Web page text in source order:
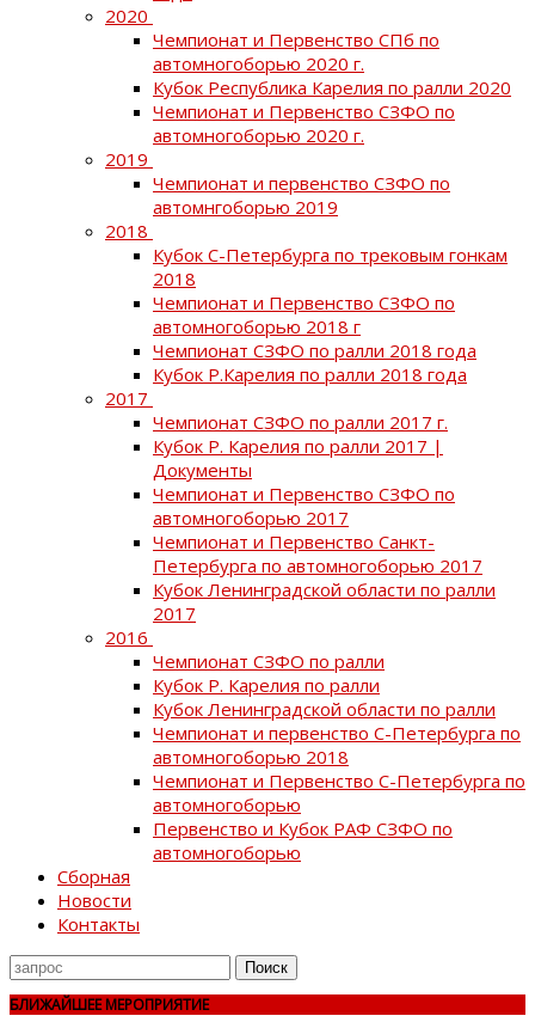
2020
Чемпионат и Первенство СПб по
автомногоборью 2020 г.
Кубок Республика Карелия по ралли 2020
Чемпионат и Первенство СЗФО по
автомногоборью 2020 г.
2019
Чемпионат и первенство СЗФО по
автомнгоборью 2019
2018
Кубок С-Петербурга по трековым гонкам
2018
Чемпионат и Первенство СЗФО по
автомногоборью 2018 г
Чемпионат СЗФО по ралли 2018 года
Кубок Р.Карелия по ралли 2018 года
2017
Чемпионат СЗФО по ралли 2017 г.
Кубок Р. Карелия по ралли 2017 |
Документы
Чемпионат и Первенство СЗФО по
автомногоборью 2017
Чемпионат и Первенство Санкт-
Петербурга по автомногоборью 2017
Кубок Ленинградской области по ралли
2017
2016
Чемпионат СЗФО по ралли
Кубок Р. Карелия по ралли
Кубок Ленинградской области по ралли
Чемпионат и первенство С-Петербурга по
автомногоборью 2018
Чемпионат и Первенство С-Петербурга по
автомногоборью
Первенство и Кубок РАФ СЗФО по
автомногоборью
Сборная
Новости
Контакты
Поиск
для
БЛИЖАЙШЕЕ МЕРОПРИЯТИЕ